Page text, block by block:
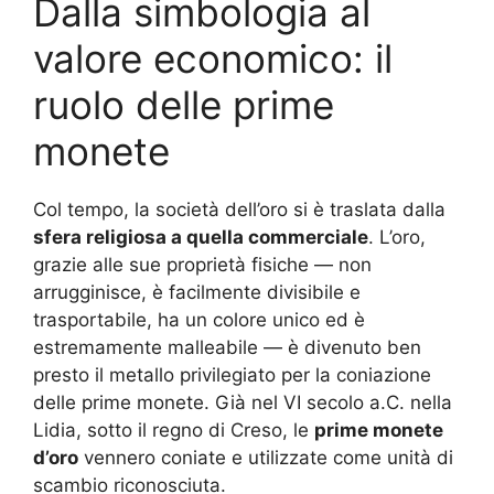
Dalla simbologia al
valore economico: il
ruolo delle prime
monete
Col tempo, la società dell’oro si è traslata dalla
sfera religiosa a quella commerciale. L’oro,
grazie alle sue proprietà fisiche — non
arrugginisce, è facilmente divisibile e
trasportabile, ha un colore unico ed è
estremamente malleabile — è divenuto ben
presto il metallo privilegiato per la coniazione
delle prime monete. Già nel VI secolo a.C. nella
Lidia, sotto il regno di Creso, le prime monete
d’oro vennero coniate e utilizzate come unità di
scambio riconosciuta.